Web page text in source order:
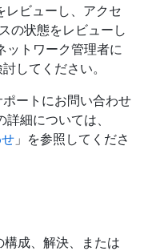
ビューし、アクセ
の状態をレビューし
ットワーク管理者に
してください。
ートにお問い合わせ
細については、
」を参照してくださ
成、解決、または